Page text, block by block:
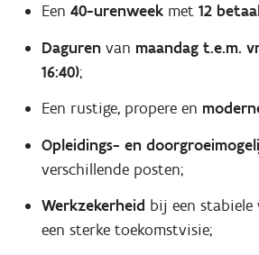
Een 40-urenweekmet 12
Daguren van maandag t.e.m.
16:40);
Een rustige, propere en
Opleidings- en
verschillende posten;
Werkzekerheid bij een stabiele
een sterke toekomstvisie;